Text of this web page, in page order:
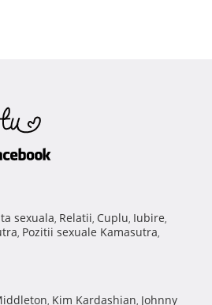
sexuala, Relatii, Cuplu, Iubire,
, Pozitii sexuale Kamasutra,
, Kim Kardashian, Johnny